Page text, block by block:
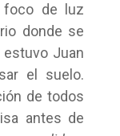
foco de luz
donde se
Juan
el suelo.
de todos
antes de